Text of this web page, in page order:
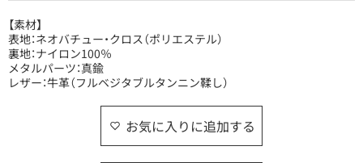
【素材】
表地：ネオバチュー・クロス（ポリエステル）
裏地：ナイロン100％
メタルパーツ：真鍮
レザー：牛革（フルベジタブルタンニン鞣し）
お気に入りに追加する